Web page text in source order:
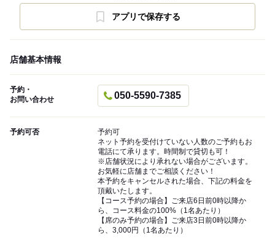
アプリで保存する
店舗基本情報
予約・
お問い合わせ
050-5590-7385
予約可否
予約可
ネット予約を受付けていない人数のご予約もお
電話にて承ります。時間制で貸切も可！
※店舗状況により承れない場合がございます。
お気軽に店舗までご相談ください！
本予約をキャンセルされた場合、下記の料金を
頂戴いたします。
【コース予約の場合】ご来店6日前0時以降か
ら、コース料金の100%（1名あたり）
【席のみ予約の場合】ご来店3日前0時以降か
ら、3,000円（1名あたり）